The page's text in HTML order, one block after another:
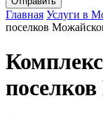
Главная Услуги в
поселков